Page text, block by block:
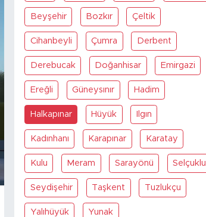
Beyşehir Bozkır Çeltik
Cihanbeyli Çumra Derbent
Derebucak Doğanhisar Emirgazi
Ereğli Güneysınır Hadim
Halkapınar Hüyük Ilgın
Kadınhanı Karapınar Karatay
Kulu Meram Sarayönü Selçuklu
Seydişehir Taşkent Tuzlukçu
Yalıhüyük Yunak